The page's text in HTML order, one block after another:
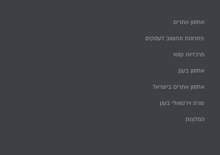
אחסון אתרים
פתרונות מחשוב לעסקים
מרכזיות voip
אחסון בענן
אחסון אתרים בישראל
שרת וירטואלי בענן
המלצות